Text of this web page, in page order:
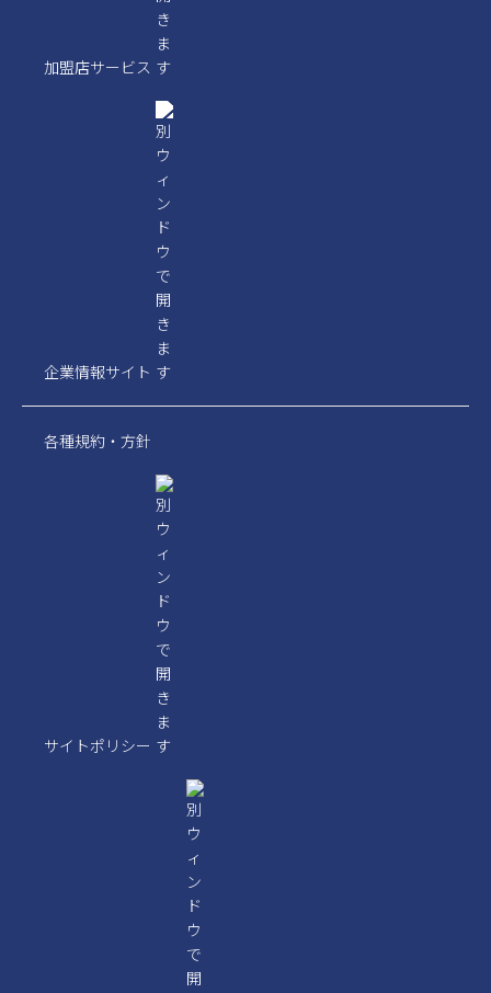
加盟店サービス
企業情報サイト
各種規約・方針
サイトポリシー